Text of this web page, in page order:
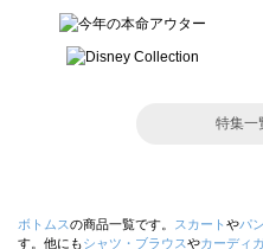
特集一
ボトムスの商品一覧です。 スカート やパ
す。他にもシャツ・ブラウスやカーディ